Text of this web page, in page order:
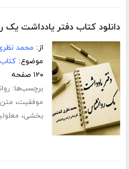
دانلود کتاب دفتر یادداشت یک
از: محمد
موضوع:
۱۲۰ صفحه
برچسب‌ها:
موفقیت،
بخشی،